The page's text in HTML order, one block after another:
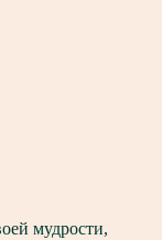
мудрости,